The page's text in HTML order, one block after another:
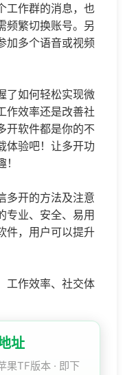
工作群的消息，也
频繁切换账号。另
加多个语音或视频
了如何轻松实现微
作效率还是改善社
开软件都是你的不
体验吧！让多开功
多开的方法及注意
专业、安全、易用
件，用户可以提升
工作效率、社交体
址
果TF版本 · 即下